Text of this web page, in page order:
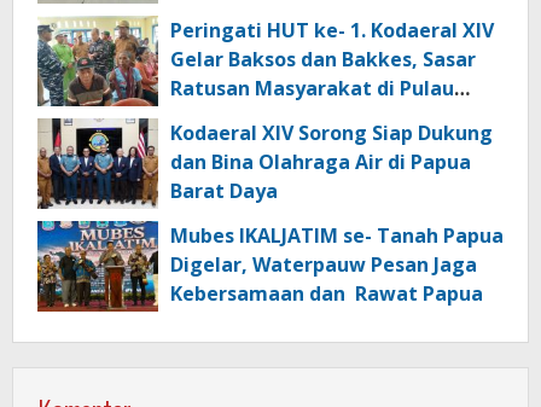
Peringati HUT ke- 1. Kodaeral XIV
Gelar Baksos dan Bakkes, Sasar
Ratusan Masyarakat di Pulau
Kodaeral XIV Sorong Siap Dukung
dan Bina Olahraga Air di Papua
Barat Daya
Mubes IKALJATIM se- Tanah Papua
Digelar, Waterpauw Pesan Jaga
Kebersamaan dan Rawat Papua